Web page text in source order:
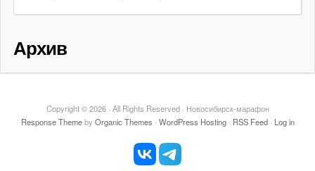
Архив
Copyright © 2026 · All Rights Reserved · Новосибирск-марафон
Response Themeby Organic Themes · WordPress Hosting· RSS Feed· Log in